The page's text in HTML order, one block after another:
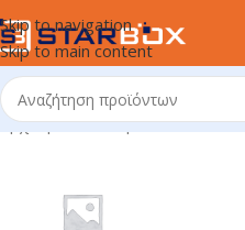
Skip to navigation
Skip to main content
Αρχική σελίδα/Προϊόν